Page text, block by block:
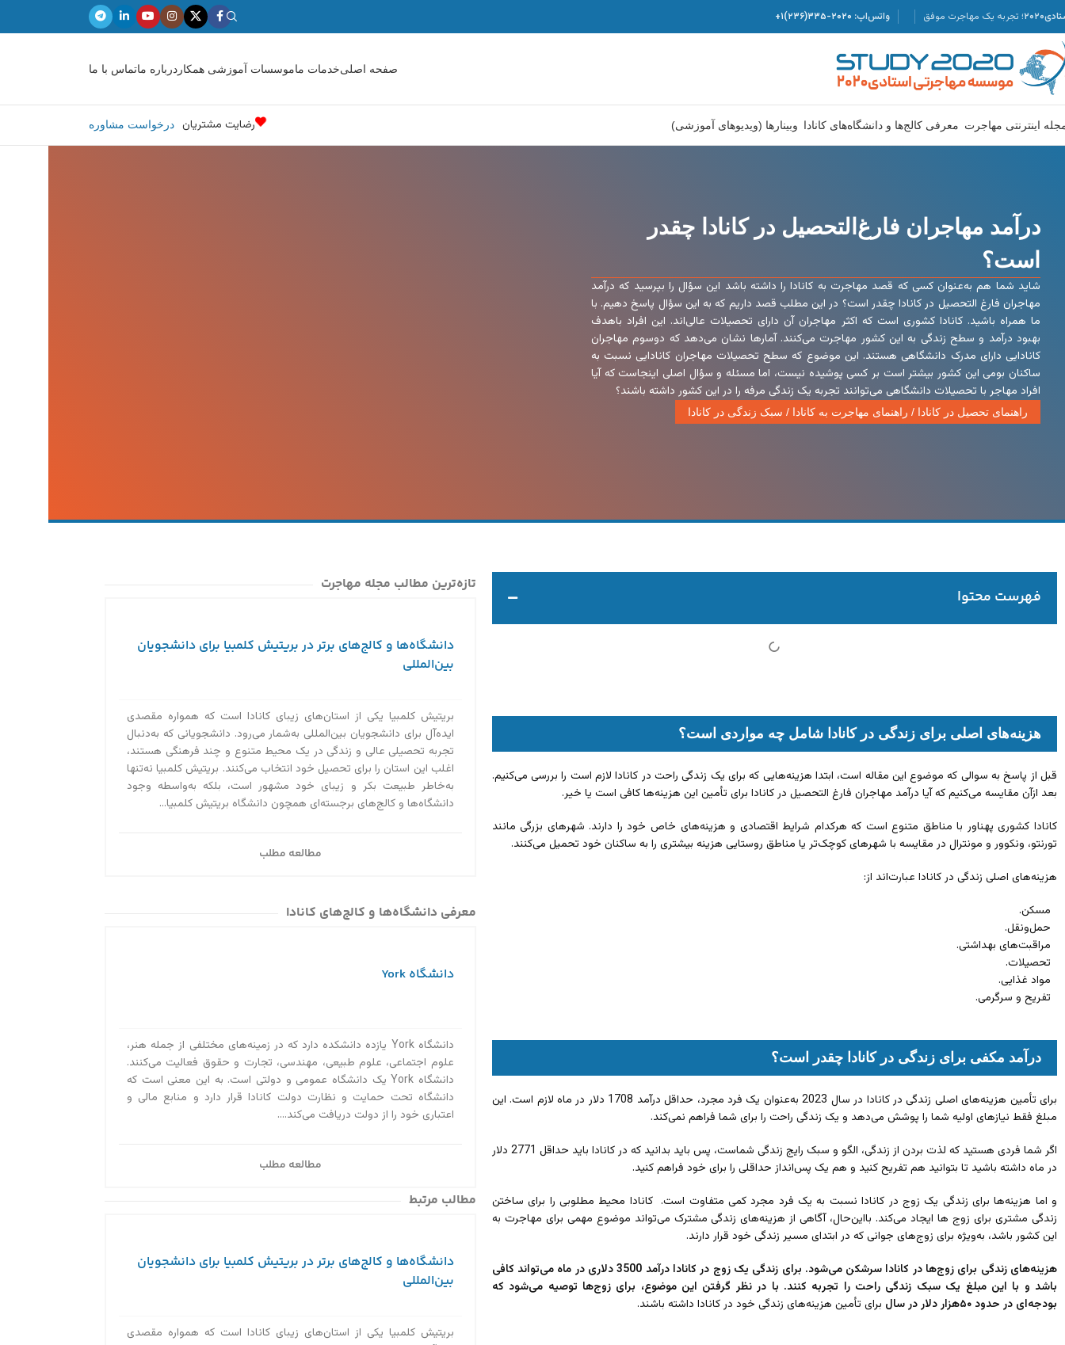
تجربه یک مهاجرت موفق واتس‌اپ: ۲۰۲۰-۳۳۵(۲۳۶)۱+
صفحه اصلیخدمات ماموسسات آموزشی همکار درباره ماتماس با ما
اینترنتی مهاجرت معرفی کالج‌ها و دانشگاه‌های کانادا وبینارها (ویدیوهای آموزشی) رضایت مشتریان درخواست مشاوره
درآمد مهاجران فارغ‌التحصیل در کانادا چقدر
است؟
شاید شما هم به‌عنوان کسی که قصد مهاجرت به کانادا را داشته باشد این سؤال را بپرسید که درآمد
مهاجران فارغ التحصیل در کانادا چقدر است؟ در این مطلب قصد داریم که به این سؤال پاسخ دهیم. با
ما همراه باشید. کانادا کشوری است که اکثر مهاجران آن دارای تحصیلات عالی‌اند. این افراد باهدف
بهبود درآمد و سطح زندگی به این کشور مهاجرت می‌کنند. آمارها نشان می‌دهد که دوسوم مهاجران
کانادایی دارای مدرک دانشگاهی هستند. این موضوع که سطح تحصیلات مهاجران کانادایی نسبت به
ساکنان بومی این کشور بیشتر است بر کسی پوشیده نیست، اما مسئله و سؤال اصلی اینجاست که آیا
افراد مهاجر با تحصیلات دانشگاهی می‌توانند تجربه یک زندگی مرفه را در این کشور داشته باشند؟
راهنمای تحصیل در کانادا / راهنمای مهاجرت به کانادا / سبک زندگی در کانادا
فهرست محتوا
هزینه‌های اصلی برای زندگی در کانادا شامل چه مواردی است؟
قبل از پاسخ به سوالی که موضوع این مقاله است، ابتدا هزینه‌هایی که برای یک زندگی راحت در کانادا لازم است را بررسی می‌کنیم.
بعد ازآن مقایسه می‌کنیم که آیا درآمد مهاجران فارغ التحصیل در کانادا برای تأمین این هزینه‌ها کافی است یا خیر.
کانادا کشوری پهناور با مناطق متنوع است که هرکدام شرایط اقتصادی و هزینه‌های خاص خود را دارند. شهرهای بزرگی مانند
تورنتو، ونکوور و مونترال در مقایسه با شهرهای کوچک‌تر یا مناطق روستایی هزینه بیشتری را به ساکنان خود تحمیل می‌کنند.
هزینه‌های اصلی زندگی در کانادا عبارت‌اند از:
مسکن.
حمل‌ونقل.
مراقبت‌های بهداشتی.
تحصیلات.
مواد غذایی.
تفریح و سرگرمی.
درآمد مکفی برای زندگی در کانادا چقدر است؟
برای تأمین هزینه‌های اصلی زندگی در کانادا در سال 2023 به‌عنوان یک فرد مجرد، حداقل درآمد 1708 دلار در ماه لازم است. این
مبلغ فقط نیازهای اولیه شما را پوشش می‌دهد و یک زندگی راحت را برای شما فراهم نمی‌کند.
اگر شما فردی هستید که لذت بردن از زندگی، الگو و سبک رایج زندگی شماست، پس باید بدانید که در کانادا باید حداقل 2771 دلار
در ماه داشته باشید تا بتوانید هم تفریح کنید و هم یک پس‌انداز حداقلی را برای خود فراهم کنید.
و اما هزینه‌ها برای زندگی یک زوج در کانادا نسبت به یک فرد مجرد کمی متفاوت است. کانادا محیط مطلوبی را برای ساختن
زندگی مشتری برای زوج ها ایجاد می‌کند. بااین‌حال، آگاهی از هزینه‌های زندگی مشترک می‌تواند موضوع مهمی برای مهاجرت به
این کشور باشد، به‌ویژه برای زوج‌های جوانی که در ابتدای مسیر زندگی خود قرار دارند.
هزینه‌های زندگی برای زوج‌ها در کانادا سرشکن می‌شود. برای زندگی یک زوج در کانادا درآمد 3500 دلاری در ماه می‌تواند کافی
باشد و با این مبلغ یک سبک زندگی راحت را تجربه کنند. با در نظر گرفتن این موضوع، برای زوج‌ها توصیه می‌شود که
بودجه‌ای در حدود ۵۰هزار دلار در سال
برای تأمین هزینه‌های زندگی خود در کانادا داشته باشند.
تازه‌ترین مطالب مجله مهاجرت
دانشگاه‌ها و کالج‌های برتر در بریتیش کلمبیا برای دانشجویان
بین‌المللی
بریتیش کلمبیا یکی از استان‌های زیبای کانادا است که همواره مقصدی
ایده‌آل برای دانشجویان بین‌المللی به‌‌شمار می‌رود. دانشجویانی که به‌دنبال
تجربه تحصیلی عالی و زندگی در یک محیط متنوع و چند فرهنگی هستند،
اغلب این استان را برای تحصیل خود انتخاب می‌کنند. بریتیش کلمبیا نه‌تنها
به‌خاطر طبیعت بکر و زیبای خود مشهور است، بلکه به‌واسطه وجود
دانشگاه‌ها و کالج‌های برجسته‌ای همچون دانشگاه بریتیش کلمبیا...
مطالعه مطلب
معرفی دانشگاه‌ها و کالج‌های کانادا
دانشگاه York
دانشگاه York یازده دانشکده دارد که در زمینه‌های مختلفی از جمله هنر،
علوم اجتماعی، علوم طبیعی، مهندسی، تجارت و حقوق فعالیت می‌کنند.
دانشگاه York یک دانشگاه عمومی و دولتی است. به این معنی است که
دانشگاه تحت حمایت و نظارت دولت کانادا قرار دارد و منابع مالی و
اعتباری خود را از دولت دریافت می‌کند....
مطالعه مطلب
مطالب مرتبط
دانشگاه‌ها و کالج‌های برتر در بریتیش کلمبیا برای دانشجویان
بین‌المللی
بریتیش کلمبیا یکی از استان‌های زیبای کانادا است که همواره مقصدی